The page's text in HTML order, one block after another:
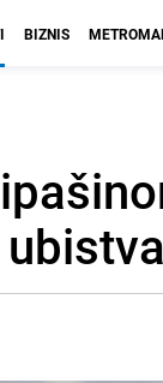
BIZNIS